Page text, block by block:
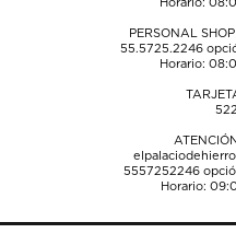
Horario:
PERSONAL
55.5725.2246
Horario:
5557252246
Horario: